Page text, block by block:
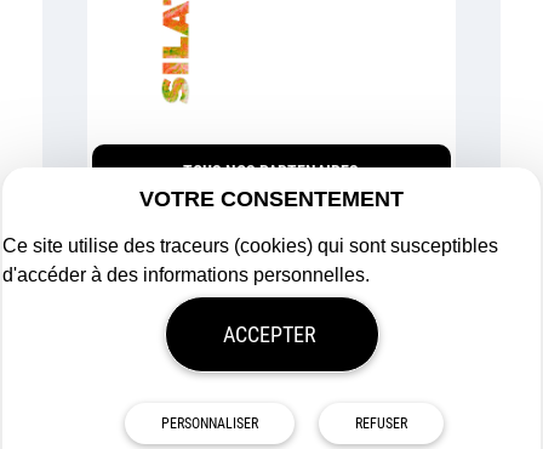
TOUS NOS PARTENAIRES
Mentions légales
Politique de confidentialité
VOTRE CONSENTEMENT
Ce site utilise des traceurs (cookies) qui sont susceptibles
d'accéder à des informations personnelles.
ACCEPTER
PERSONNALISER REFUSER